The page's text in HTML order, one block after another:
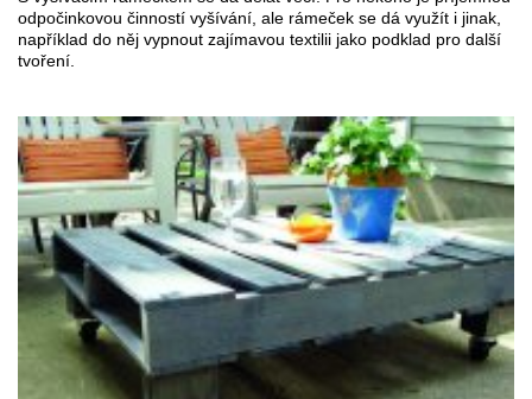
odpočinkovou činností vyšívání, ale rámeček se dá využít i jinak,
například do něj vypnout zajímavou textilii jako podklad pro další
tvoření.